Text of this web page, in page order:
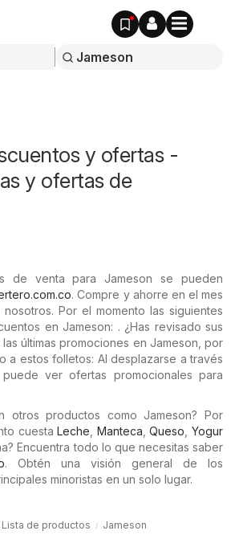
y ofertas -
y ofertas de
de venta para Jameson se pueden
. Compre y ahorre en el mes
Por el momento las siguientes
en Jameson: . ¿Has revisado sus
últimas promociones en Jameson, por
a estos folletos: Al desplazarse a través
ver ofertas promocionales para
otros productos como Jameson? Por
cuestaLeche Manteca ,Queso ,Yogur
Encuentra todo lo que necesitas saber
. Obtén una visión general de los
minoristas en un solo lugar.
Lista de productos Jameson